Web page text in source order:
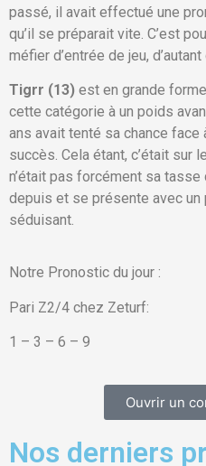
passé, il avait effectué une
qu’il se préparait vite. C’est
méfier d’entrée de jeu,
Tigrr (13) est en grande
cette catégorie à un poids
ans avait tenté sa chance face
succès. Cela étant, c’était sur
n’était pas forcément sa
depuis et se présente avec un
séduisant.
Notre Pronostic du jour :
Pari Z2/4 chez Zeturf:
1 – 3 – 6 – 9
Ouvrir un
Nos derniers